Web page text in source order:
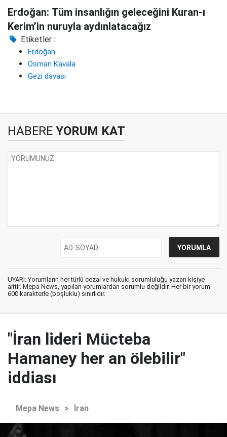
Erdoğan: Tüm insanlığın geleceğini Kuran-ı
Kerim’in nuruyla aydınlatacağız
Etiketler :
Erdoğan
Osman Kavala
Gezi davası
HABERE YORUM KAT
UYARI: Yorumların her türlü cezai ve hukuki sorumluluğu yazan kişiye
aittir. Mepa News, yapılan yorumlardan sorumlu değildir. Her bir yorum
600 karakterle (boşluklu) sınırlıdır.
"İran lideri Mücteba
Hamaney her an ölebilir"
iddiası
Mepa News > İran